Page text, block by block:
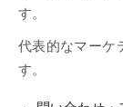
す。
代表的なマーケ
す。